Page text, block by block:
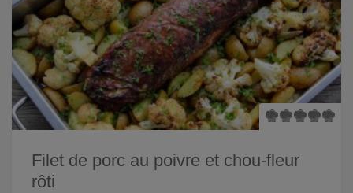
Filet de porc au poivre et chou-fleur
rôti